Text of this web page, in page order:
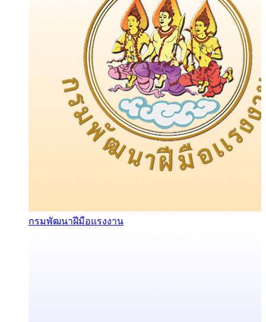
กรมพัฒนาฝีมือแรงงาน